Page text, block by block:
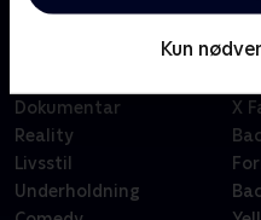
Kun
Dokumentar
Reality
Livsstil
Underholdning
X